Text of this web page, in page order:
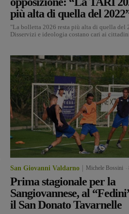
più alta di quella del
"La bolletta 2026 resta più alta di quella del
Disservizi e ideologia costano cari ai
San Giovanni Valdarno Michele Bossini
Prima stagionale per la
Sangiovannese, al
il San Donato Tavarnelle